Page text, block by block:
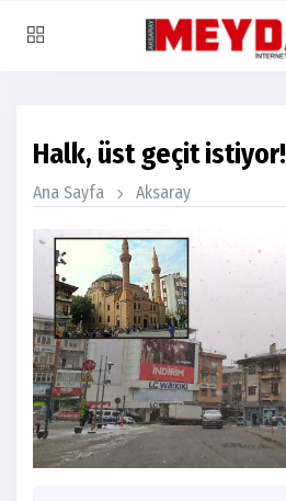
Halk, üst geçit istiyor!
Ana Sayfa Aksaray